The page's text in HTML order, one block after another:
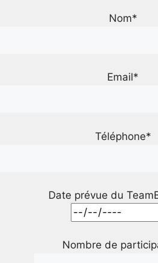
Nom*
Email*
Téléphone*
Date prévue du
Nombre de